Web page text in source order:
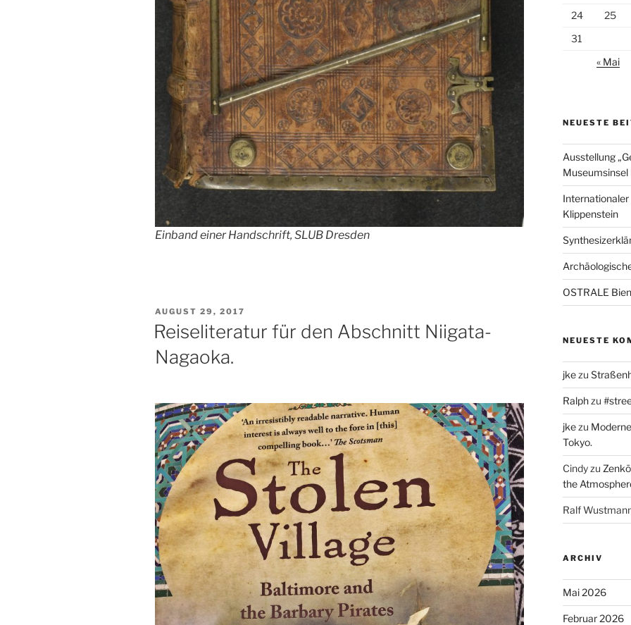
Einband einer Handschrift, SLUB Dresden
VERÖFFENTLICHT
AM
AUGUST 29, 2017
Reiseliteratur für den Abschnitt Niigata-
Nagaoka.
24
25
31
« Mai
NEUESTE
Ausstellung
Museumsinsel
Klippenstein
OSTRALE
NEUESTE
jkezu
Ralphzu
jkezu
Tokyo.
Cindyzu
the
Ralf
ARCHIV
Mai 2026
Februar 2026